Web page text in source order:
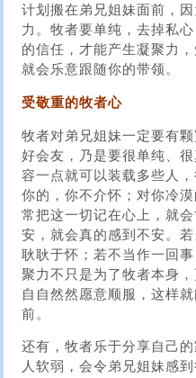
计划搬在弟兄姐妹面前，
力。牧者要单纯，去掉私
的信任，才能产生凝聚力
就会乐意跟随你的带领。
受敬重的牧者心
牧者对弟兄姐妹一定要有
好会友，乃是要很单纯、
容一点就可以装载多些人
你的，你不介怀；对你冷
常把这一切记在心上，就
安，就会真的感到不安。
耿耿于怀；若不当作一回
聚力不只是为了牧者本身
自自然然愿意顺服，这样
前。
还有，牧者乐于分享自己
人软弱，会令弟兄姐妹感